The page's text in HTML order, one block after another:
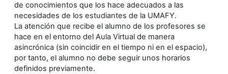
de conocimientos que los hace adecuados a las
necesidades de los estudiantes de la UMAFY.
La atención que recibe el alumno de los profesores se
hace en el entorno del Aula Virtual de manera
asincrónica (sin coincidir en el tiempo ni en el espacio),
por tanto, el alumno no debe seguir unos horarios
definidos previamente.